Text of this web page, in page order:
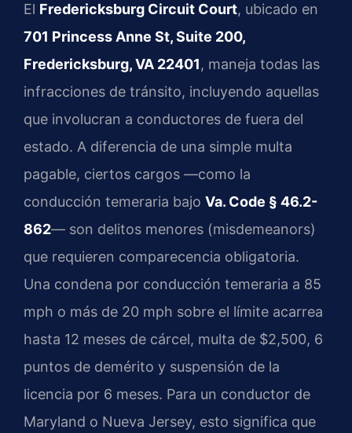
El Fredericksburg Circuit Court, ubicado en
701 Princess Anne St, Suite 200,
Fredericksburg, VA 22401, maneja todas las
infracciones de tránsito, incluyendo aquellas
que involucran a conductores de fuera del
estado. A diferencia de una simple multa
pagable, ciertos cargos —como la
conducción temeraria bajo Va. Code § 46.2-
862— son delitos menores (misdemeanors)
que requieren comparecencia obligatoria.
Una condena por conducción temeraria a 85
mph o más de 20 mph sobre el límite acarrea
hasta 12 meses de cárcel, multa de $2,500, 6
puntos de demérito y suspensión de la
licencia por 6 meses. Para un conductor de
Maryland o Nueva Jersey, esto significa que